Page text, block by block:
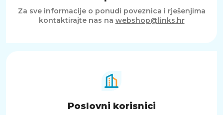
Za sve informacije o ponudi poveznica i rješenjima
kontaktirajte nas na webshop@links.hr
Poslovni korisnici